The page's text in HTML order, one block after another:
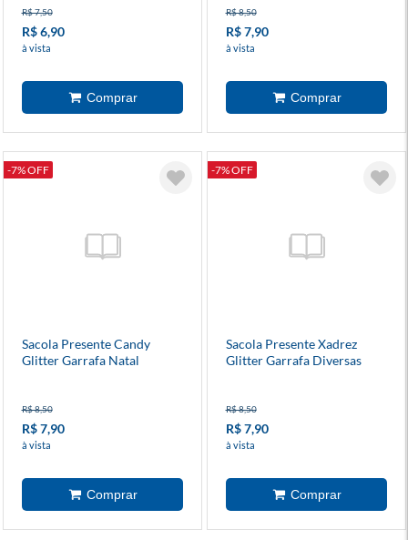
R$ 7,50
R$ 6,90
à vista
R$ 8,50
R$ 7,90
à vista
-7% OFF
Sacola Presente Candy
Glitter Garrafa Natal
R$ 8,50
R$ 7,90
à vista
-7% OFF
Sacola Presente Xadrez
Glitter Garrafa Diversas
R$ 8,50
R$ 7,90
à vista